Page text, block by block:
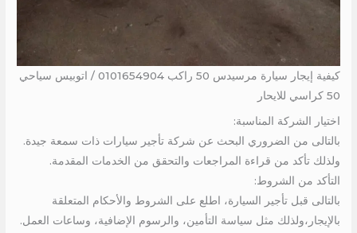
كيفية إيجار سيارة مرسيدس 50 راكب 0101654904 / اتوبيس سياحي
50 كراسي للايحار
اختيار الشركة المناسبة:
بالتالى من الضروري البحث عن شركة تأجير سيارات ذات سمعة جيدة.
ولذلك تأكد من قراءة المراجعات والتحقق من الخدمات المقدمة.
التأكد من الشروط:
بالتالى قبل تأجير السيارة، اطلع على الشروط والأحكام المتعلقة
بالإيجار،ولذلك مثل سياسة التأمين، والرسوم الإضافية، وساعات العمل.